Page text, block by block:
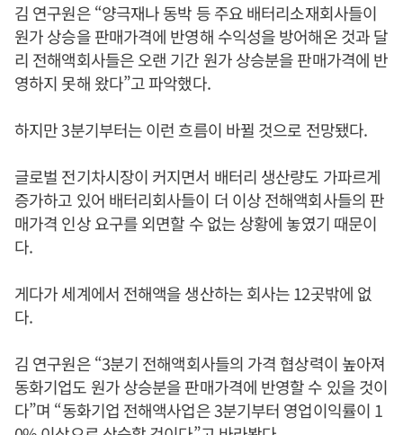
김 연구원은 “양극재나 동박 등 주요 배터리소재회사들이
원가 상승을 판매가격에 반영해 수익성을 방어해온 것과 달
리 전해액회사들은 오랜 기간 원가 상승분을 판매가격에 반
영하지 못해 왔다”고 파악했다.
하지만 3분기부터는 이런 흐름이 바뀔 것으로 전망됐다.
글로벌 전기차시장이 커지면서 배터리 생산량도 가파르게
증가하고 있어 배터리회사들이 더 이상 전해액회사들의 판
매가격 인상 요구를 외면할 수 없는 상황에 놓였기 때문이
다.
게다가 세계에서 전해액을 생산하는 회사는 12곳밖에 없
다.
김 연구원은 “3분기 전해액회사들의 가격 협상력이 높아져
동화기업도 원가 상승분을 판매가격에 반영할 수 있을 것이
다”며 “동화기업 전해액사업은 3분기부터 영업이익률이 1